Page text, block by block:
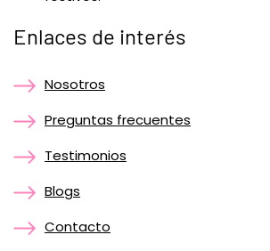
Enlaces de interés
Nosotros
Preguntas frecuentes
Testimonios
Blogs
Contacto